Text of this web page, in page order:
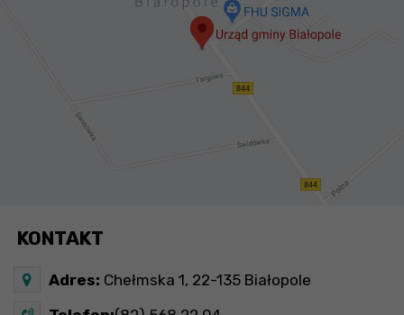
KONTAKT
Adres: Chełmska 1, 22-135 Białopole